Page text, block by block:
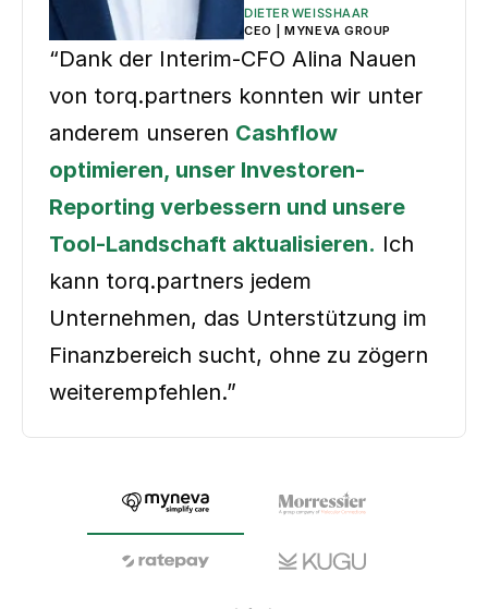
DIETER WEISSHAAR
CEO | MYNEVA GROUP
“Dank der Interim-CFO Alina Nauen
von torq.partners konnten wir unter
anderem unseren Cashflow
optimieren, unser Investoren-
Reporting verbessern und unsere
Tool-Landschaft aktualisieren. Ich
kann torq.partners jedem
Unternehmen, das Unterstützung im
Finanzbereich sucht, ohne zu zögern
weiterempfehlen.”